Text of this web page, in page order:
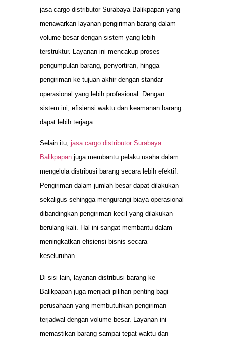
jasa cargo distributor Surabaya Balikpapan yang
menawarkan layanan pengiriman barang dalam
volume besar dengan sistem yang lebih
terstruktur. Layanan ini mencakup proses
pengumpulan barang, penyortiran, hingga
pengiriman ke tujuan akhir dengan standar
operasional yang lebih profesional. Dengan
sistem ini, efisiensi waktu dan keamanan barang
dapat lebih terjaga.
Selain itu, jasa cargo distributor Surabaya
Balikpapan juga membantu pelaku usaha dalam
mengelola distribusi barang secara lebih efektif.
Pengiriman dalam jumlah besar dapat dilakukan
sekaligus sehingga mengurangi biaya operasional
dibandingkan pengiriman kecil yang dilakukan
berulang kali. Hal ini sangat membantu dalam
meningkatkan efisiensi bisnis secara
keseluruhan.
Di sisi lain, layanan distribusi barang ke
Balikpapan juga menjadi pilihan penting bagi
perusahaan yang membutuhkan pengiriman
terjadwal dengan volume besar. Layanan ini
memastikan barang sampai tepat waktu dan